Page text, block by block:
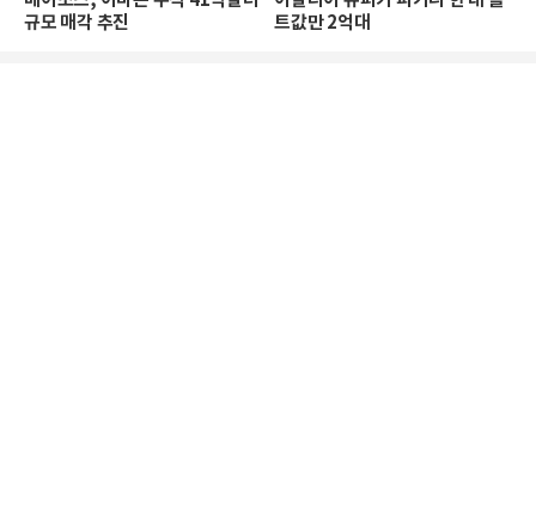
규모 매각 추진
트값만 2억대